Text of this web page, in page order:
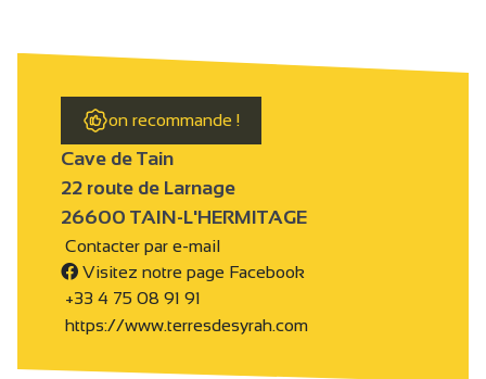
on recommande !
Cave de Tain
22 route de Larnage
26600 TAIN-L'HERMITAGE
Contacter par e-mail
Visitez notre page Facebook
+33 4 75 08 91 91
https://www.terresdesyrah.com